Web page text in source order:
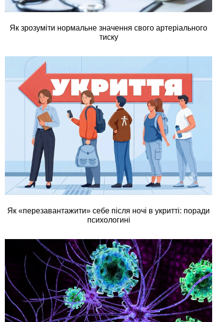
Як зрозуміти нормальне значення свого артеріального
тиску
Як «перезавантажити» себе після ночі в укритті: поради
психологині